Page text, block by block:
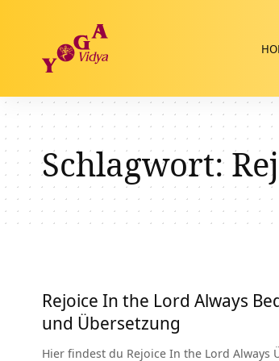
Schlagwort:
Rejoice In the Lord Always
und Übersetzung
Hier findest du Rejoice In the Lord Always